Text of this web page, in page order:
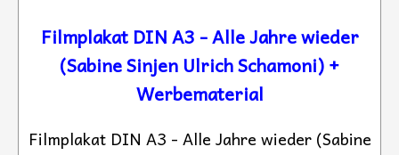
Filmplakat DIN A3 - Alle Jahre wieder
(Sabine Sinjen Ulrich Schamoni) +
Werbematerial
Filmplakat DIN A3 - Alle Jahre wieder (Sabine